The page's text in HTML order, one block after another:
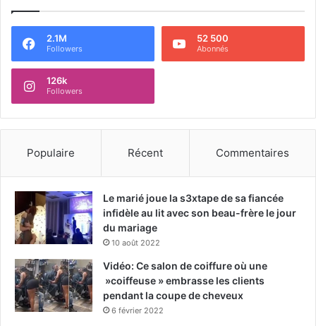
2.1M
Followers
52 500
Abonnés
126k
Followers
Populaire Récent Commentaires
Le marié joue la s3xtape de sa fiancée
infidèle au lit avec son beau-frère le jour
du mariage
10 août 2022
Vidéo: Ce salon de coiffure où une
»coiffeuse » embrasse les clients
pendant la coupe de cheveux
6 février 2022